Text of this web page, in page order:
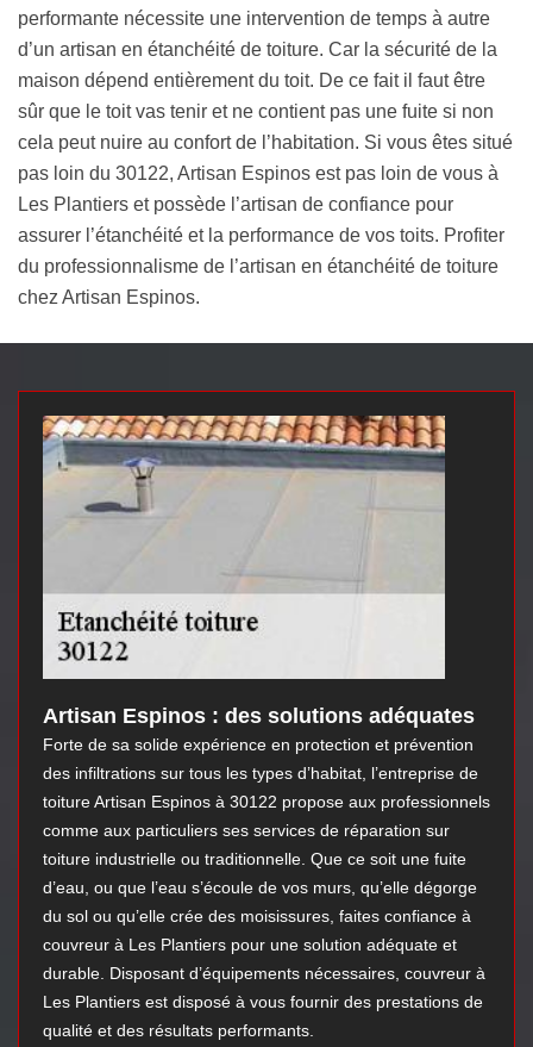
performante nécessite une intervention de temps à autre
d’un artisan en étanchéité de toiture. Car la sécurité de la
maison dépend entièrement du toit. De ce fait il faut être
sûr que le toit vas tenir et ne contient pas une fuite si non
cela peut nuire au confort de l’habitation. Si vous êtes situé
pas loin du 30122, Artisan Espinos est pas loin de vous à
Les Plantiers et possède l’artisan de confiance pour
assurer l’étanchéité et la performance de vos toits. Profiter
du professionnalisme de l’artisan en étanchéité de toiture
chez Artisan Espinos.
Artisan Espinos : des solutions adéquates
Forte de sa solide expérience en protection et prévention
des infiltrations sur tous les types d’habitat, l’entreprise de
toiture Artisan Espinos à 30122 propose aux professionnels
comme aux particuliers ses services de réparation sur
toiture industrielle ou traditionnelle. Que ce soit une fuite
d’eau, ou que l’eau s’écoule de vos murs, qu’elle dégorge
du sol ou qu’elle crée des moisissures, faites confiance à
couvreur à Les Plantiers pour une solution adéquate et
durable. Disposant d’équipements nécessaires, couvreur à
Les Plantiers est disposé à vous fournir des prestations de
qualité et des résultats performants.